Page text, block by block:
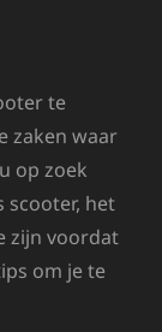
te
zaken waar
op zoek
scooter, het
zijn voordat
om je te